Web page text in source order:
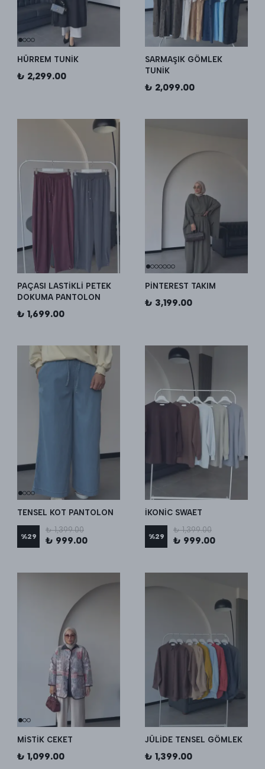
HÜRREM TUNİK
₺ 2,299.00
SARMAŞIK GÖMLEK
TUNİK
₺ 2,099.00
PAÇASI LASTİKLİ PETEK
DOKUMA PANTOLON
₺ 1,699.00
PİNTEREST TAKIM
₺ 3,199.00
TENSEL KOT PANTOLON
%29
₺ 1,399.00
₺ 999.00
İKONİC SWAET
%29
₺ 1,399.00
₺ 999.00
MİSTİK CEKET
₺ 1,099.00
JÜLİDE TENSEL GÖMLEK
₺ 1,399.00